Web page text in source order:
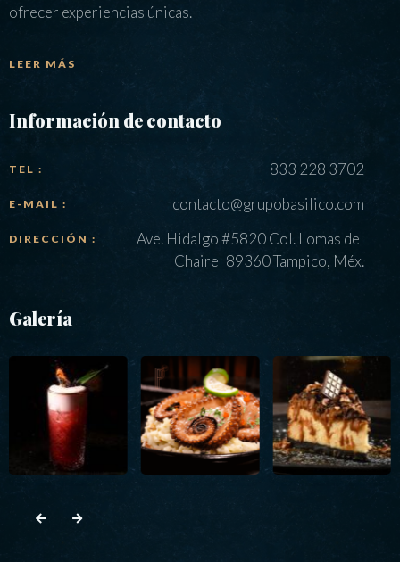
ofrecer experiencias únicas.
LEER MÁS
Información de contacto
TEL : 833 228 3702
E-MAIL : contacto@grupobasilico.com
DIRECCIÓN :
Ave. Hidalgo #5820 Col. Lomas del
Chairel 89360 Tampico, Méx.
Galería